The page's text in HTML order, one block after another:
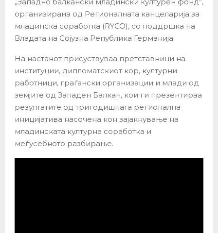
организирана од Регионалната канцеларија за
младинска соработка (RYCO), со поддршка на
Владата на Сојузна Република Германија.
На настанот присуствуваа претставници на
институции, дипломатскиот кор, културни
работници, граѓански организации и млади од
земјите од Западен Балкан, кои ги презентираа
резултатите од тригодишната регионална
иницијатива насочена кон зајакнување на
младинската културна соработка и
меѓусебното разбирање.